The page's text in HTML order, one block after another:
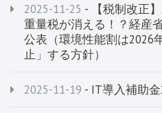
2025-11-19 - IT導入補助
2025-11-25 - 【税制改正
重量税が消える！？経産
公表（環境性能割は2026
止」する方針）